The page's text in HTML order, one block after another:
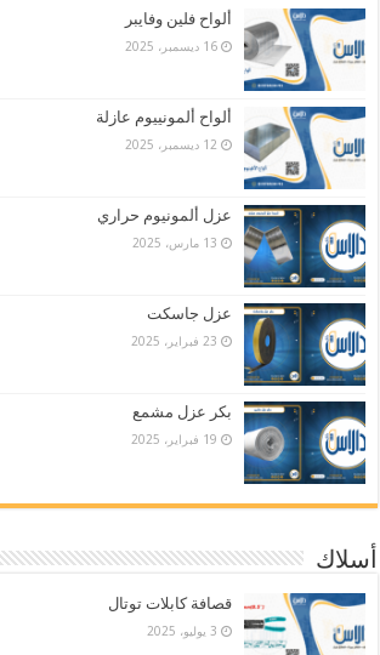
ألواح فلين وفايبر
16 ديسمبر، 2025
ألواح ألمونييوم عازلة
12 ديسمبر، 2025
عزل ألمونيوم حراري
13 مارس، 2025
عزل جاسكت
23 فبراير، 2025
بكر عزل مشمع
19 فبراير، 2025
أسلاك
قصافة كابلات توتال
3 يوليو، 2025